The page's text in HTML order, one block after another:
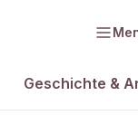
Geschichte &